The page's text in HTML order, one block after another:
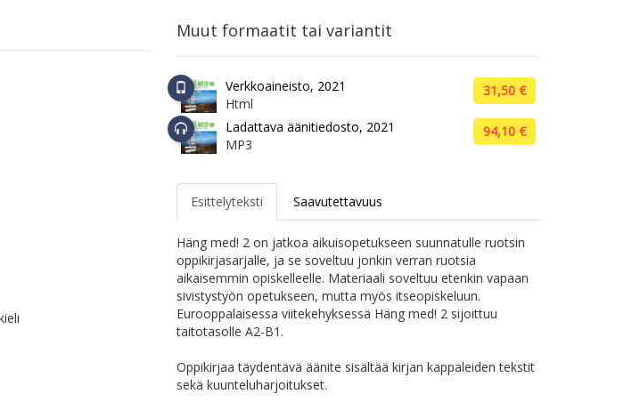
Muut formaatit tai variantit
Verkkoaineisto, 2021
Html
31,50 €
Ladattava äänitiedosto, 2021
MP3
94,10 €
Esittelyteksti Saavutettavuus
Häng med! 2 on jatkoa aikuisopetukseen suunnatulle ruotsin
oppikirjasarjalle, ja se soveltuu jonkin verran ruotsia
aikaisemmin opiskelleelle. Materiaali soveltuu etenkin vapaan
sivistystyön opetukseen, mutta myös itseopiskeluun.
Eurooppalaisessa viitekehyksessä Häng med! 2 sijoittuu
taitotasolle A2-B1.
Oppikirjaa täydentävä äänite sisältää kirjan kappaleiden tekstit
sekä kuunteluharjoitukset.